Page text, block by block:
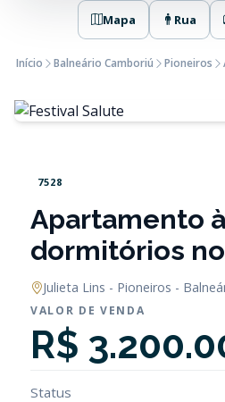
Mapa Rua
Início Balneário Camboriú Pioneiros
7528
Apartamento
dormitórios
Julieta Lins - Pioneiros -
VALOR DE VENDA
R$
Status